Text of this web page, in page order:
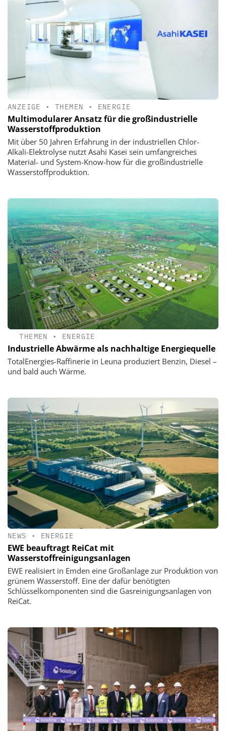
ANZEIGE •THEMEN • ENERGIE
Multimodularer Ansatz für die großindustrielle
Wasserstoffproduktion
Mit über 50 Jahren Erfahrung in der industriellen Chlor-
Alkali-Elektrolyse nutzt Asahi Kasei sein umfangreiches
Material- und System-Know-how für die großindustrielle
Wasserstoffproduktion.
THEMEN • ENERGIE
Industrielle Abwärme als nachhaltige Energiequelle
TotalEnergies-Raffinerie in Leuna produziert Benzin, Diesel –
und bald auch Wärme.
NEWS • ENERGIE
EWE beauftragt ReiCat mit
Wasserstoffreinigungsanlagen
EWE realisiert in Emden eine Großanlage zur Produktion von
grünem Wasserstoff. Eine der dafür benötigten
Schlüsselkomponenten sind die Gasreinigungsanlagen von
ReiCat.